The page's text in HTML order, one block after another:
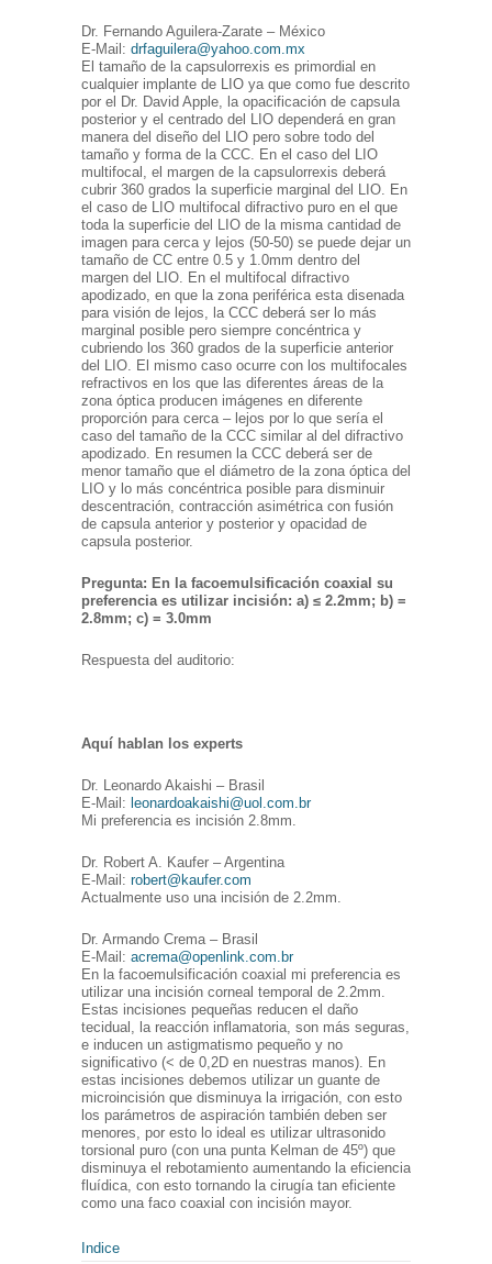
Dr. Fernando Aguilera-Zarate – México
E-Mail: drfaguilera@yahoo.com.mx
El tamaño de la capsulorrexis es primordial en
cualquier implante de LIO ya que como fue descrito
por el Dr. David Apple, la opacificación de capsula
posterior y el centrado del LIO dependerá en gran
manera del diseño del LIO pero sobre todo del
tamaño y forma de la CCC. En el caso del LIO
multifocal, el margen de la capsulorrexis deberá
cubrir 360 grados la superficie marginal del LIO. En
el caso de LIO multifocal difractivo puro en el que
toda la superficie del LIO de la misma cantidad de
imagen para cerca y lejos (50-50) se puede dejar un
tamaño de CC entre 0.5 y 1.0mm dentro del
margen del LIO. En el multifocal difractivo
apodizado, en que la zona periférica esta disenada
para visión de lejos, la CCC deberá ser lo más
marginal posible pero siempre concéntrica y
cubriendo los 360 grados de la superficie anterior
del LIO. El mismo caso ocurre con los multifocales
refractivos en los que las diferentes áreas de la
zona óptica producen imágenes en diferente
proporción para cerca – lejos por lo que sería el
caso del tamaño de la CCC similar al del difractivo
apodizado. En resumen la CCC deberá ser de
menor tamaño que el diámetro de la zona óptica del
LIO y lo más concéntrica posible para disminuir
descentración, contracción asimétrica con fusión
de capsula anterior y posterior y opacidad de
capsula posterior.
Pregunta: En la facoemulsificación coaxial su
preferencia es utilizar incisión: a) ≤ 2.2mm; b) =
2.8mm; c) = 3.0mm
Respuesta del auditorio:
Aquí hablan los experts
Dr. Leonardo Akaishi – Brasil
E-Mail: leonardoakaishi@uol.com.br
Mi preferencia es incisión 2.8mm.
Dr. Robert A. Kaufer – Argentina
E-Mail: robert@kaufer.com
Actualmente uso una incisión de 2.2mm.
Dr. Armando Crema – Brasil
E-Mail: acrema@openlink.com.br
En la facoemulsificación coaxial mi preferencia es
utilizar una incisión corneal temporal de 2.2mm.
Estas incisiones pequeñas reducen el daño
tecidual, la reacción inflamatoria, son más seguras,
e inducen un astigmatismo pequeño y no
significativo (< de 0,2D en nuestras manos). En
estas incisiones debemos utilizar un guante de
microincisión que disminuya la irrigación, con esto
los parámetros de aspiración también deben ser
menores, por esto lo ideal es utilizar ultrasonido
torsional puro (con una punta Kelman de 45º) que
disminuya el rebotamiento aumentando la eficiencia
fluídica, con esto tornando la cirugía tan eficiente
como una faco coaxial con incisión mayor.
Indice